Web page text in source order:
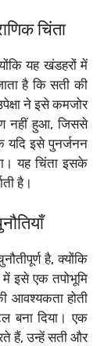
चिंता
यह खंडहरों में
है कि सती की
ने इसे कमजोर
नहीं हुआ, जिससे
यदि इसे पुनर्जनन
यह चिंता इसके
है।
है, क्योंकि
इसे एक तपोभूमि
आवश्यकता होती
बना दिया। एक
हैं, उन्हें सती और